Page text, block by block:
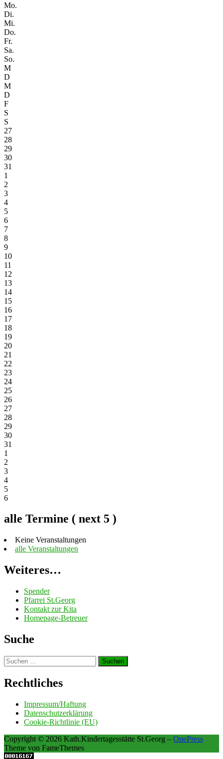
Mo.
Di.
Mi.
Do.
Fr.
Sa.
So.
M
D
M
D
F
S
S
27
28
29
30
31
1
2
3
4
5
6
7
8
9
10
11
12
13
14
15
16
17
18
19
20
21
22
23
24
25
26
27
28
29
30
31
1
2
3
4
5
6
alle Termine ( next 5 )
Keine Veranstaltungen
alle Veranstaltungen
Weiteres…
Spender
Pfarrei St.Georg
Kontakt zur Kita
Homepage-Betreuer
Suche
Suchen
nach:
Rechtliches
Impressum/Haftung
Datenschutzerklärung
Cookie-Richtlinie (EU)
Copyright © 2026 Kath.Kindertagesstätte St.Georg – OnePress
Theme von FameThemes